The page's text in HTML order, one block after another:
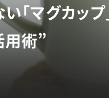
「マグカッ
用術”